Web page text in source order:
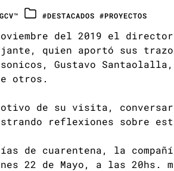
#DESTACADOS #PROYECTOS
del 2019 el
quien aportó sus
Gustavo
otros.
de su visita, conversar
reflexiones sobre
de cuarentena, la
22 de Mayo, a las 20hs.